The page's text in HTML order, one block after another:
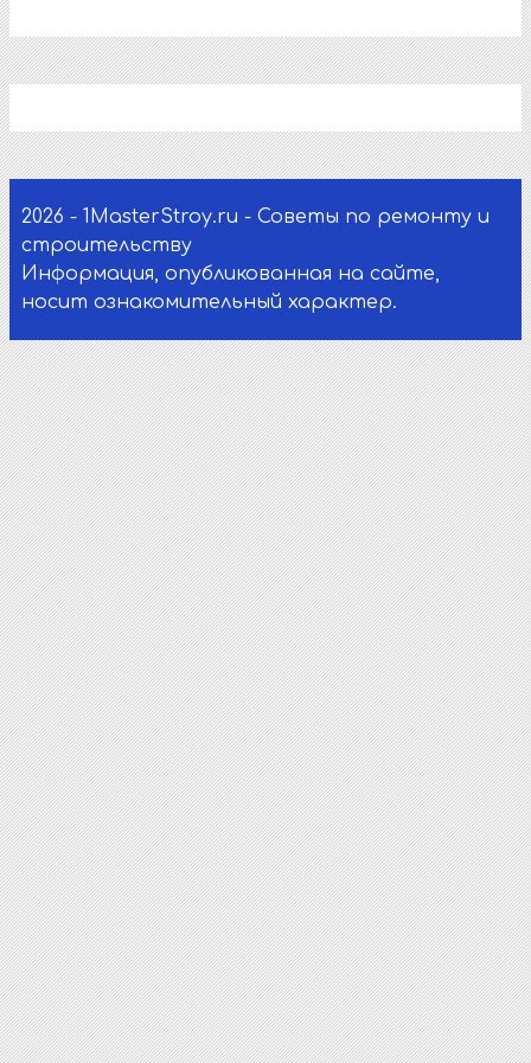
2026 - 1MasterStroy.ru - Советы по ремонту и
строительству
Информация, опубликованная на сайте,
носит ознакомительный характер.